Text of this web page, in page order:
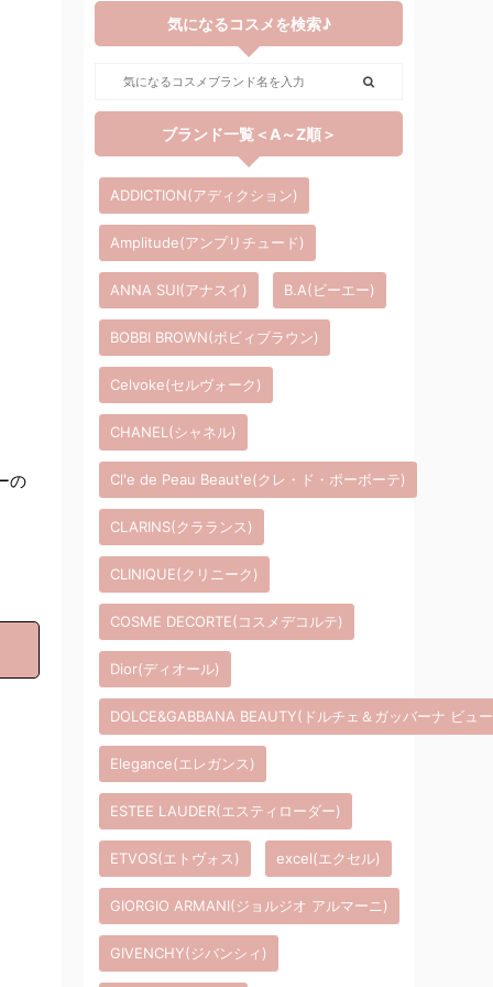
の
気になるコスメを検索♪
ブランド一覧＜A～Z順＞
ADDICTION(アディクション)
Amplitude(アンプリチュード)
ANNA SUI(アナスイ) B.A(ビーエー)
BOBBI BROWN(ボビィブラウン)
Celvoke(セルヴォーク)
CHANEL(シャネル)
Cl'e de Peau Beaut'e(クレ・ド・ポーボーテ)
CLARINS(クラランス)
CLINIQUE(クリニーク)
COSME DECORTE(コスメデコルテ)
Dior(ディオール)
DOLCE&GABBANA BEAUTY(ドルチェ＆ガッバーナ ビュ
Elegance(エレガンス)
ESTEE LAUDER(エスティローダー)
ETVOS(エトヴォス) excel(エクセル)
GIORGIO ARMANI(ジョルジオ アルマーニ)
GIVENCHY(ジバンシィ)